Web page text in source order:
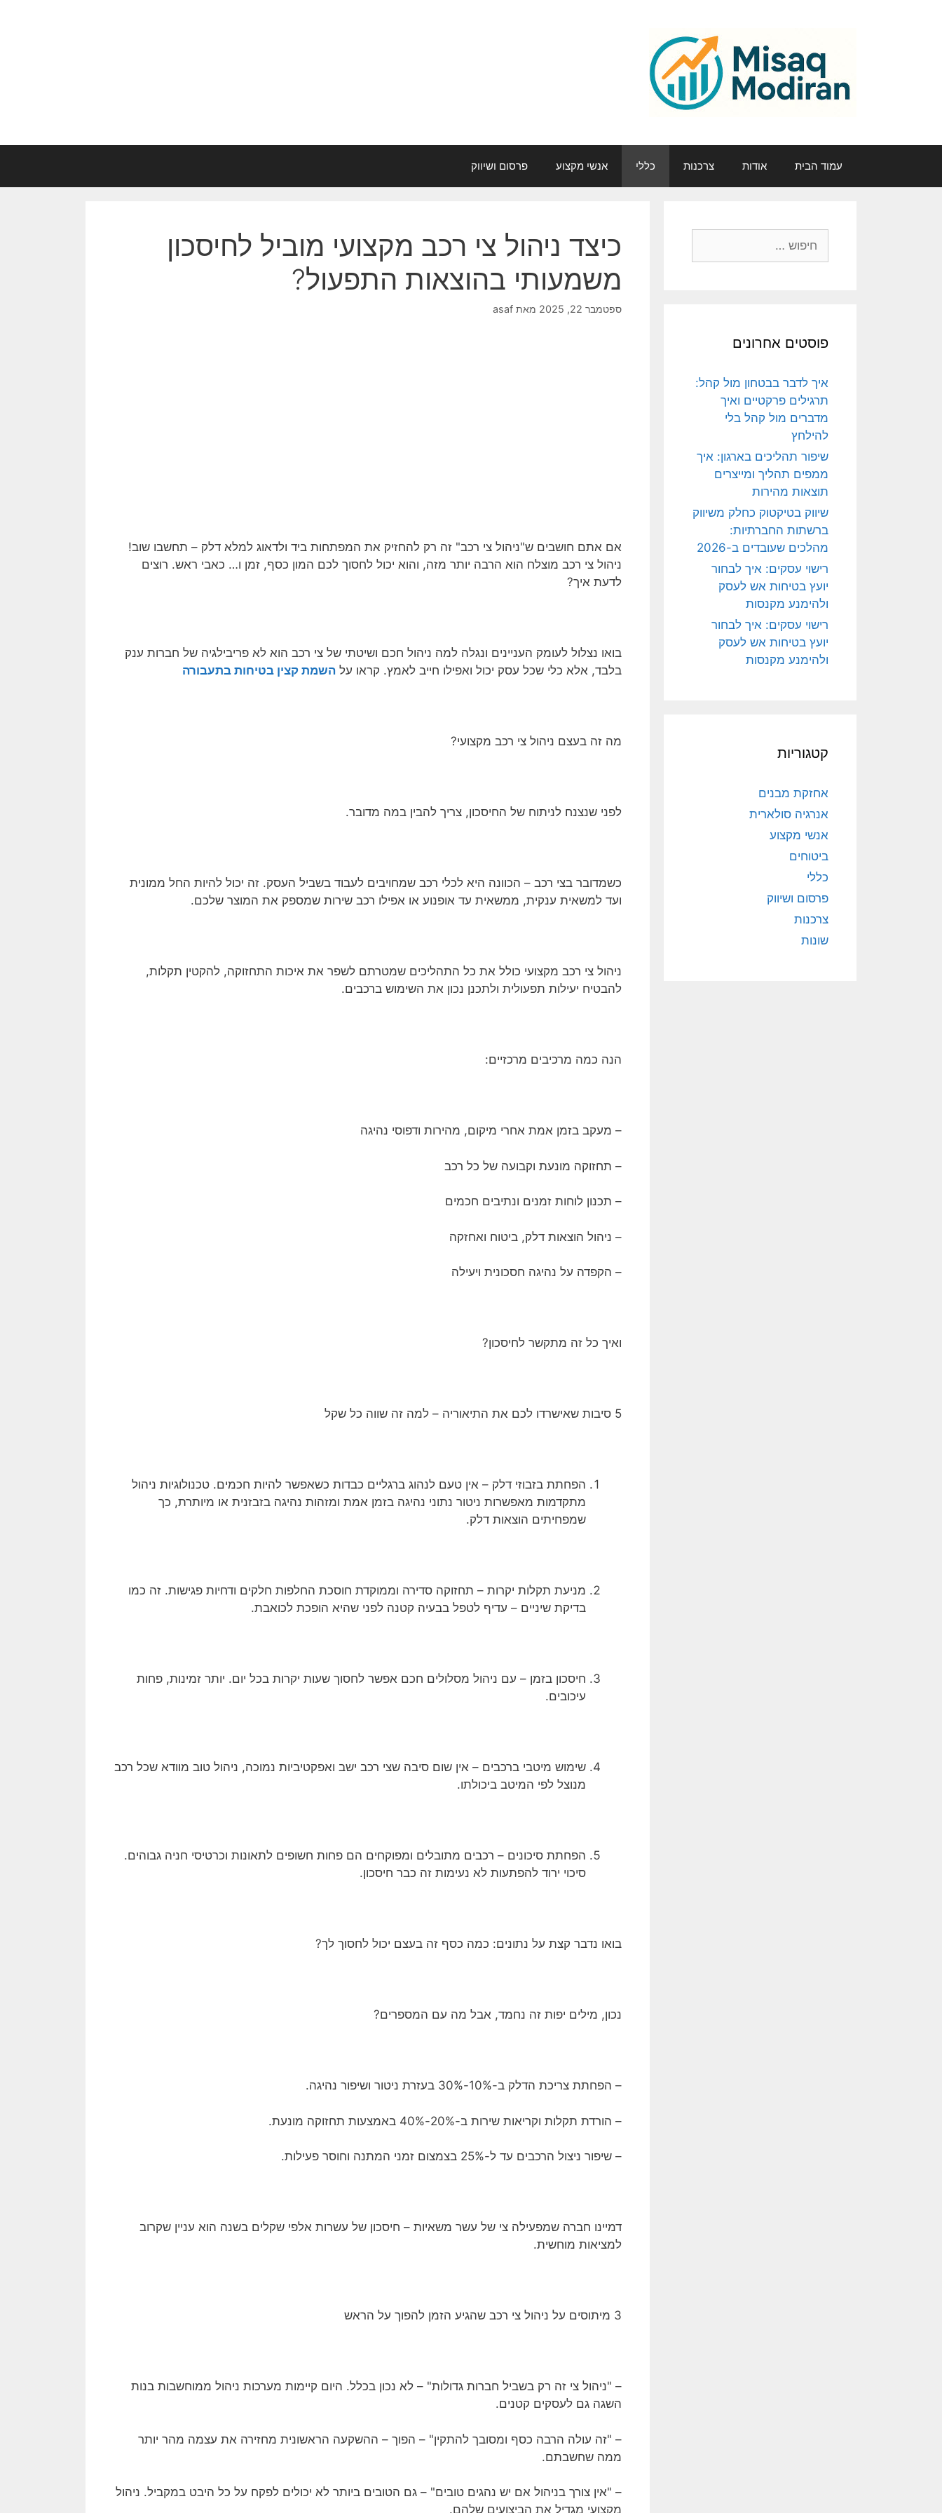
עמוד הבית אודות צרכנות כללי אנשי מקצוע פרסום ושיווק
כיצד ניהול צי רכב מקצועי מוביל לחיסכון
משמעותי בהוצאות התפעול?
ספטמבר 22, 2025 מאת asaf
אם אתם חושבים ש"ניהול צי רכב" זה רק להחזיק את המפתחות ביד ולדאוג למלא דלק – תחשבו שוב!
ניהול צי רכב מוצלח הוא הרבה יותר מזה, והוא יכול לחסוך לכם המון כסף, זמן ו… כאבי ראש. רוצים
לדעת איך?
בואו נצלול לעומק העניינים ונגלה למה ניהול חכם ושיטתי של צי רכב הוא לא פריבילגיה של חברות ענק
בלבד, אלא כלי שכל עסק יכול ואפילו חייב לאמץ. קראו על השמת קצין בטיחות בתעבורה
מה זה בעצם ניהול צי רכב מקצועי?
לפני שנצנח לניתוח של החיסכון, צריך להבין במה מדובר.
כשמדובר בצי רכב – הכוונה היא לכלי רכב שמחויבים לעבוד בשביל העסק. זה יכול להיות החל ממונית
ועד למשאית ענקית, ממשאית עד אופנוע או אפילו רכב שירות שמספק את המוצר שלכם.
ניהול צי רכב מקצועי כולל את כל התהליכים שמטרתם לשפר את איכות התחזוקה, להקטין תקלות,
להבטיח יעילות תפעולית ולתכנן נכון את השימוש ברכבים.
הנה כמה מרכיבים מרכזיים:
– מעקב בזמן אמת אחרי מיקום, מהירות ודפוסי נהיגה
– תחזוקה מונעת וקבועה של כל רכב
– תכנון לוחות זמנים ונתיבים חכמים
– ניהול הוצאות דלק, ביטוח ואחזקה
– הקפדה על נהיגה חסכונית ויעילה
ואיך כל זה מתקשר לחיסכון?
5 סיבות שאישרדו לכם את התיאוריה – למה זה שווה כל שקל
הפחתת בזבוזי דלק – אין טעם לנהוג ברגליים כבדות כשאפשר להיות חכמים. טכנולוגיות ניהול
מתקדמות מאפשרות ניטור נתוני נהיגה בזמן אמת ומזהות נהיגה בזבזנית או מיותרת, כך
שמפחיתים הוצאות דלק.
מניעת תקלות יקרות – תחזוקה סדירה וממוקדת חוסכת החלפות חלקים ודחיות פגישות. זה כמו
בדיקת שיניים – עדיף לטפל בבעיה קטנה לפני שהיא הופכת לכואבת.
חיסכון בזמן – עם ניהול מסלולים חכם אפשר לחסוך שעות יקרות בכל יום. יותר זמינות, פחות
עיכובים.
שימוש מיטבי ברכבים – אין שום סיבה שצי רכב ישב ואפקטיביות נמוכה, ניהול טוב מוודא שכל רכב
מנוצל לפי המיטב ביכולתו.
הפחתת סיכונים – רכבים מתובלים ומפוקחים הם פחות חשופים לתאונות וכרטיסי חניה גבוהים.
סיכוי ירוד להפתעות לא נעימות זה כבר חיסכון.
בואו נדבר קצת על נתונים: כמה כסף זה בעצם יכול לחסוך לך?
נכון, מילים יפות זה נחמד, אבל מה עם המספרים?
– הפחתת צריכת הדלק ב-10%-30% בעזרת ניטור ושיפור נהיגה.
– הורדת תקלות וקריאות שירות ב-20%-40% באמצעות תחזוקה מונעת.
– שיפור ניצול הרכבים עד ל-25% בצמצום זמני המתנה וחוסר פעילות.
דמיינו חברה שמפעילה צי של עשר משאיות – חיסכון של עשרות אלפי שקלים בשנה הוא עניין שקרוב
למציאות מוחשית.
3 מיתוסים על ניהול צי רכב שהגיע הזמן להפוך על הראש
– "ניהול צי זה רק בשביל חברות גדולות" – לא נכון בכלל. היום קיימות מערכות ניהול ממוחשבות בנות
השגה גם לעסקים קטנים.
– "זה עולה הרבה כסף ומסובך להתקין" – הפוך – ההשקעה הראשונית מחזירה את עצמה מהר יותר
ממה שחשבתם.
– "אין צורך בניהול אם יש נהגים טובים" – גם הטובים ביותר לא יכולים לפקח על כל היבט במקביל. ניהול
מקצועי מגדיל את הביצועים שלהם.
פוסטים אחרונים
איך לדבר בבטחון מול קהל:
תרגילים פרקטיים ואיך
מדברים מול קהל בלי
להילחץ
שיפור תהליכים בארגון: איך
ממפים תהליך ומייצרים
תוצאות מהירות
שיווק בטיקטוק כחלק משיווק
ברשתות החברתיות:
מהלכים שעובדים ב-2026
רישוי עסקים: איך לבחור
יועץ בטיחות אש לעסק
ולהימנע מקנסות
רישוי עסקים: איך לבחור
יועץ בטיחות אש לעסק
ולהימנע מקנסות
קטגוריות
אחזקת מבנים
אנרגיה סולארית
אנשי מקצוע
ביטוחים
כללי
פרסום ושיווק
צרכנות
שונות